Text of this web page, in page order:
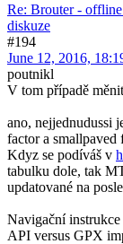
Re: Brouter -
diskuze
#194
June 12, 2016,
poutnikl
V tom případě
ano, nejjednudussi
factor a smallpaved
Kdyz se podíváš v
tabulku dole, tak
updatované na
Navigační
API versus GPX